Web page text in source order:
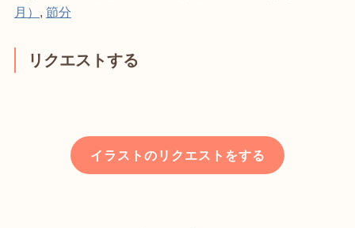
月）
節分
リクエストする
イラストのリクエストをする